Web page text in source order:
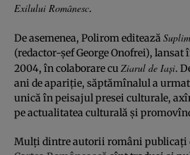
Exilului Românesc.
De asemenea, Polirom editează
(redactor-şef George Onofrei), lansat
2004, în colaborare cu Ziarul de Iaşi.
ani de apariţie, săptămînalul a
unică în peisajul presei culturale,
pe actualitatea culturală şi
Mulţi dintre autorii români publicaţi